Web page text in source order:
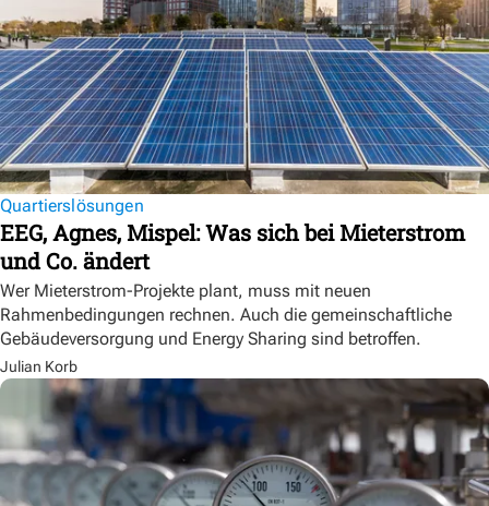
Quartierslösungen
EEG, Agnes, Mispel: Was sich bei Mieterstrom
und Co. ändert
Wer Mieterstrom-Projekte plant, muss mit neuen
Rahmenbedingungen rechnen. Auch die gemeinschaftliche
Gebäudeversorgung und Energy Sharing sind betroffen.
Julian Korb